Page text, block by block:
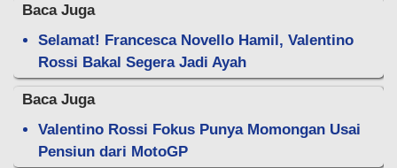
Baca Juga
Selamat! Francesca Novello Hamil, Valentino
Rossi Bakal Segera Jadi Ayah
Baca Juga
Valentino Rossi Fokus Punya Momongan Usai
Pensiun dari MotoGP